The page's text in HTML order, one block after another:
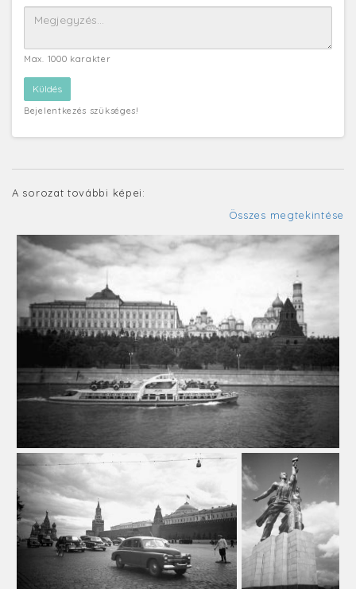
Max. 1000 karakter
Bejelentkezés szükséges!
A sorozat további képei:
Összes megtekintése